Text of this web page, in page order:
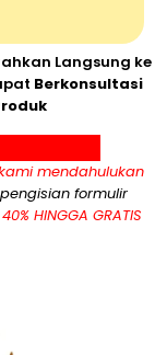
Langsung ke
Berkonsultasi
mendahulukan
formulir
HINGGA GRATIS